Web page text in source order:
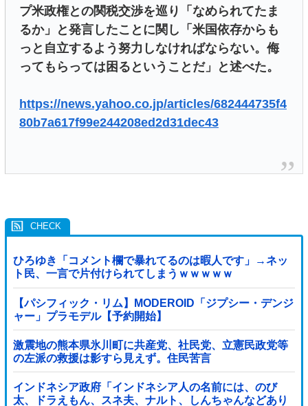
プ米政権との関税交渉を巡り「なめられてたま
るか」と発言したことに関し「米国依存からも
っと自立するよう努力しなければならない。侮
ってもらっては困るということだ」と述べた。
https://news.yahoo.co.jp/articles/682444735f4
80b7a617f99e244208ed2d31dec43
ひろゆき「コメント欄で暴れてるのは暇人です」→ネッ
ト民、一言で片付けられてしまうｗｗｗｗｗ
【パシフィック・リム】MODEROID「ジプシー・デンジ
ャー」プラモデル【予約開始】
激震地の熊本県氷川町に共産党、社民党、立憲民政党等
の左派の救援は影すら見えず。住民苦言
インドネシア政府「インドネシア人の名前には、のび
太、ドラえもん、スネ夫、ナルト、しんちゃんなどあり